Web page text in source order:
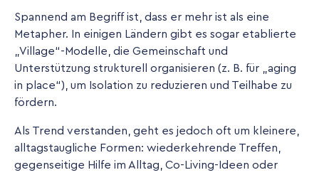
Spannend am Begriff ist, dass er mehr ist als eine
Metapher. In einigen Ländern gibt es sogar etablierte
„Village“-Modelle, die Gemeinschaft und
Unterstützung strukturell organisieren (z. B. für „aging
in place“), um Isolation zu reduzieren und Teilhabe zu
fördern.
Als Trend verstanden, geht es jedoch oft um kleinere,
alltagstaugliche Formen: wiederkehrende Treffen,
gegenseitige Hilfe im Alltag, Co-Living-Ideen oder